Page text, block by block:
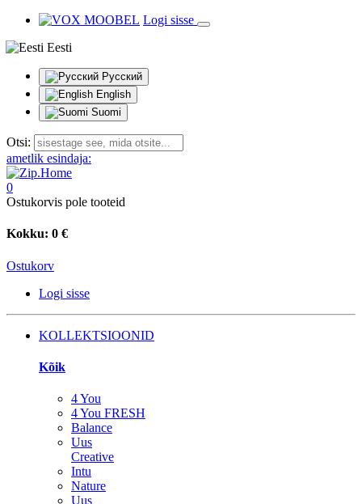
Logi sisse
Eesti
Русский
English
Suomi
Otsi:
ametlik esindaja:
0
Ostukorvis pole tooteid
Kokku: 0 €
Ostukorv
Logi sisse
KOLLEKTSIOONID
Kõik
4 You
4 You FRESH
Balance
Uus
Creative
Intu
Nature
Uus